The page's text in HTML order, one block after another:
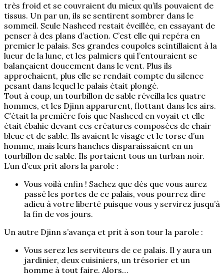
très froid et se couvraient du mieux qu’ils pouvaient de
tissus. Un par un, ils se sentirent sombrer dans le
sommeil. Seule Nasheed restait éveillée, en essayant de
penser à des plans d’action. C’est elle qui repéra en
premier le palais. Ses grandes coupoles scintillaient à la
lueur de la lune, et les palmiers qui l’entouraient se
balançaient doucement dans le vent. Plus ils
approchaient, plus elle se rendait compte du silence
pesant dans lequel le palais était plongé.
Tout à coup, un tourbillon de sable réveilla les quatre
hommes, et les Djinn apparurent, flottant dans les airs.
C’était la première fois que Nasheed en voyait et elle
était ébahie devant ces créatures composées de chair
bleue et de sable. Ils avaient le visage et le torse d’un
homme, mais leurs hanches disparaissaient en un
tourbillon de sable. Ils portaient tous un turban noir.
L’un d’eux prit alors la parole :
Vous voilà enfin ! Sachez que dès que vous aurez
passé les portes de ce palais, vous pourrez dire
adieu à votre liberté puisque vous y servirez jusqu’à
la fin de vos jours.
Un autre Djinn s’avança et prit à son tour la parole :
Vous serez les serviteurs de ce palais. Il y aura un
jardinier, deux cuisiniers, un trésorier et un
homme à tout faire. Alors…